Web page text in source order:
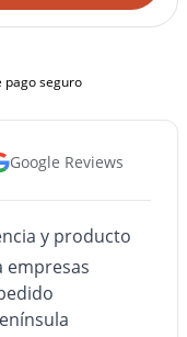
Google Reviews
y producto
empresas